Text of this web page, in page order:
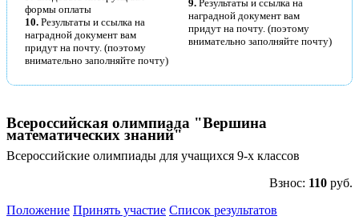
формы оплаты
10. Результаты и ссылка на
наградной документ вам
придут на почту. (поэтому
внимательно заполняйте почту)
9. Результаты и ссылка на
наградной документ вам
придут на почту. (поэтому
внимательно заполняйте почту)
Всероссийская олимпиада "Вершина
математических знаний"
Всероссийские олимпиады для учащихся 9-х классов
Взнос: 110 руб.
Положение Принять участие Список результатов